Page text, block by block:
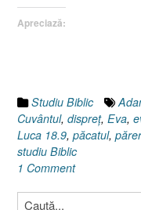
Apreciază:
Studiu Biblic
Cuvântul, dispreţ, Eva,
Luca 18.9, păcatul,
studiu Biblic
1 Comment